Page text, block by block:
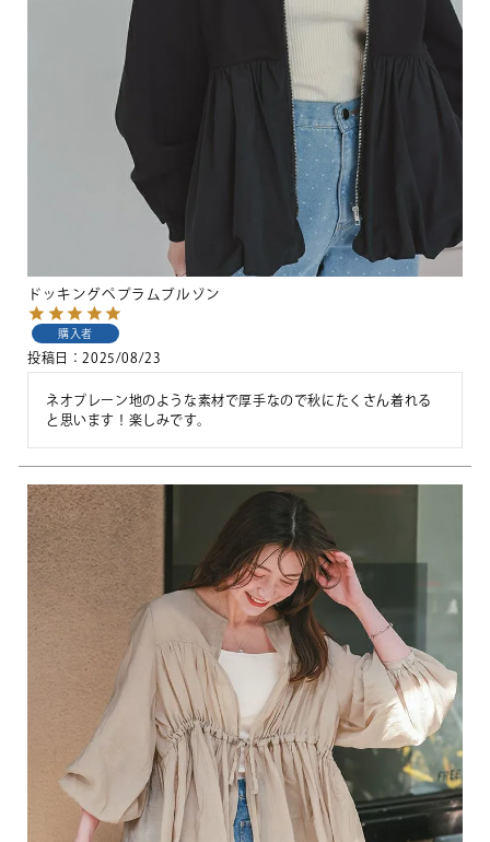
ドッキングペプラムブルゾン
購入者
投稿日 2025/08/23
ネオプレーン地のような素材で厚手なので秋にたくさん着れる
と思います！楽しみです。